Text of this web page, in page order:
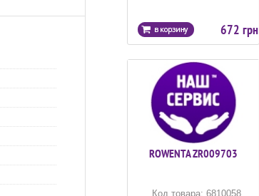
672 грн
ROWENTA ZR009703
Код товара: 6810058